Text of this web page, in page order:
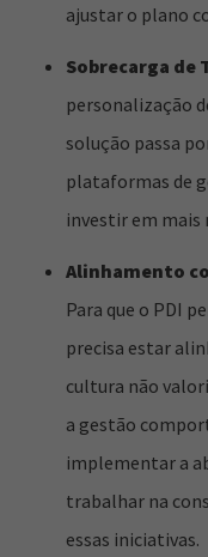
ajustar o plano
Sobrecarga de
personalização
solução passa
plataformas de
investir em mais
Alinhamento
Para que o PDI
precisa estar
cultura não
a gestão
implementar a
trabalhar na
essas iniciativas.